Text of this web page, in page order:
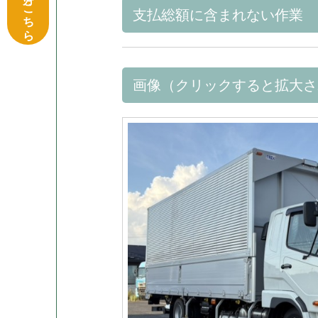
支払総額に含まれない作業
画像（クリックすると拡大